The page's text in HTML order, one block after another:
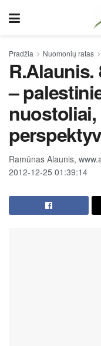
Pradžia Nuomonių ratas
–
Ramūnas Alaunis,
2012-12-25 01:39:14